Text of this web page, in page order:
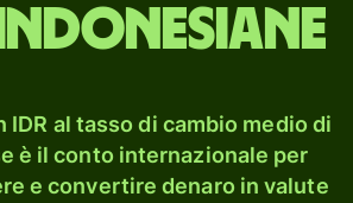
IDR al tasso di cambio medio di
è il conto internazionale per
e convertire denaro in valute